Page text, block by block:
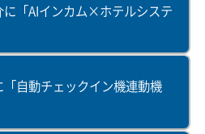
「AIインカム×ホテルシステ
自動チェックイン機連動機